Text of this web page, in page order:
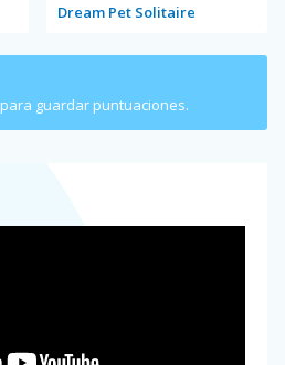
Dream Pet Solitaire
para guardar puntuaciones.